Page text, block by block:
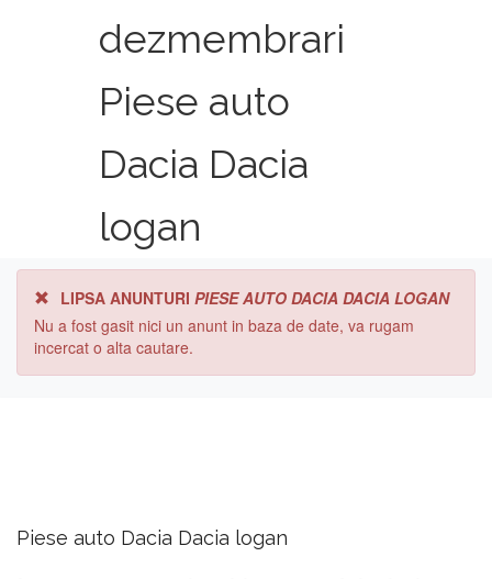
dezmembrari
Piese auto
Dacia Dacia
logan
LIPSA ANUNTURI PIESE AUTO DACIA DACIA LOGAN
Nu a fost gasit nici un anunt in baza de date, va rugam
incercat o alta cautare.
Piese auto Dacia Dacia logan